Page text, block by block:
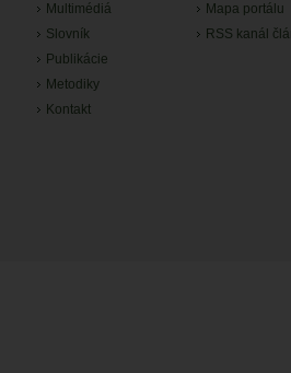
Multimédiá
Slovník
Publikácie
Metodiky
Kontakt
Mapa portálu
RSS kanál